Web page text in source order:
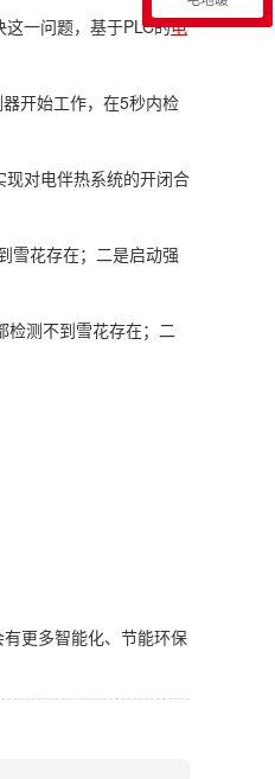
一问题，基于PLC的电
开始工作，在5秒内检
对电伴热系统的开闭合
雪花存在；二是启动强
检测不到雪花存在；二
更多智能化、节能环保